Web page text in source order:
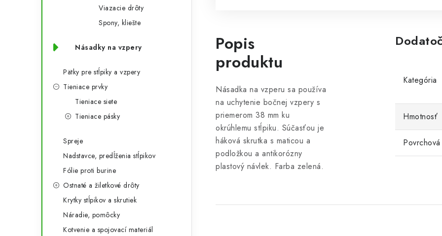
Viazacie drôty
Spony, kliešte
Násadky na vzpery
Pätky pre stĺpiky a vzpery
Tieniace prvky
Tieniace siete
Tieniace pásky
Spreje
Nadstavce, predĺženia stĺpikov
Fólie proti burine
Ostnaté a žiletkové drôty
Krytky stĺpikov a skrutiek
Náradie, pomôcky
Kotvenie a spojovací materiál
Popis
produktu
Násadka na vzperu sa používa
na uchytenie bočnej vzpery s
priemerom 38 mm ku
okrúhlemu stĺpiku. Súčasťou je
háková skrutka s maticou a
podložkou a antikorózny
plastový návlek. Farba zelená.
Kategória
Hmotnosť